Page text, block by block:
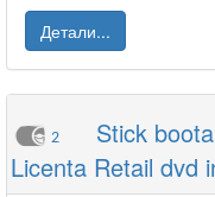
Детали...
2
Stick
Licenta Retail dvd